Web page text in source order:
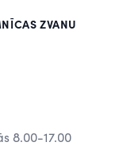
ZVANU
8.00-17.00